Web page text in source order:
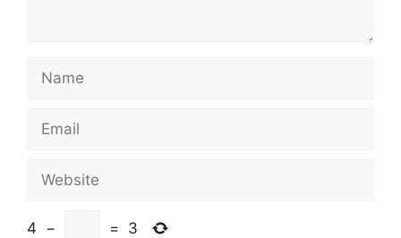
Name
Email
Website
4 − = 3